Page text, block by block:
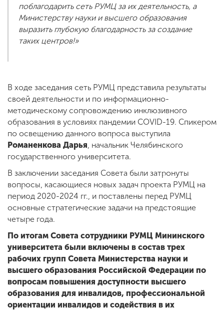
поблагодарить сеть РУМЦ за их деятельность, а
Министерству науки и высшего образования
выразить глубокую благодарность за создание
таких центров!»
В ходе заседания сеть РУМЦ представила результаты
своей деятельности и по информационно-
методическому сопровождению инклюзивного
образования в условиях пандемии COVID-19. Спикером
по освещению данного вопроса выступила
Романенкова Дарья, начальник Челябинского
государственного университета.
В заключении заседания Совета были затронуты
вопросы, касающиеся новых задач проекта РУМЦ на
период 2020-2024 гг., и поставлены перед РУМЦ
основные стратегические задачи на предстоящие
четыре года.
По итогам Совета сотрудники РУМЦ Мининского
университета были включены в состав трех
рабочих групп Совета Министерства науки и
высшего образования Российской Федерации по
вопросам повышения доступности высшего
образования для инвалидов, профессиональной
ориентации инвалидов и содействия в их